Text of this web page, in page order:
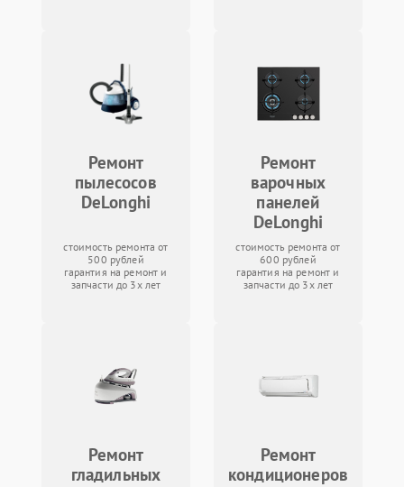
Ремонт
пылесосов
DeLonghi
стоимость ремонта от
500 рублей
гарантия на ремонт и
запчасти до 3х лет
Ремонт
варочных
панелей
DeLonghi
стоимость ремонта от
600 рублей
гарантия на ремонт и
запчасти до 3х лет
Ремонт
гладильных
Ремонт
кондиционеров